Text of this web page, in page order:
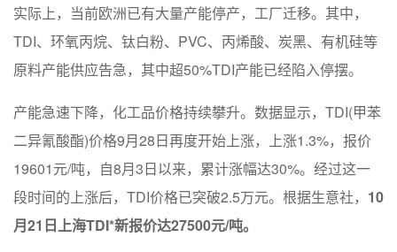
实际上，当前欧洲已有大量产能停产，工厂迁移。其中，
TDI、环氧丙烷、钛白粉、PVC、丙烯酸、炭黑、有机硅等
原料产能供应告急，其中超50%TDI产能已经陷入停摆。
产能急速下降，化工品价格持续攀升。数据显示，TDI(甲苯
二异氰酸酯)价格9月28日再度开始上涨，上涨1.3%，报价
19601元/吨，自8月3日以来，累计涨幅达30%。经过这一
段时间的上涨后，TDI价格已突破2.5万元。根据生意社， 10
月21日上海TDI*新报价达27500元/吨。